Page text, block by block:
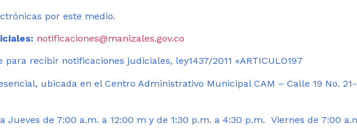
por este medio.
notificaciones@manizales.gov.co
recibir notificaciones judiciales, ley1437/2011 «ARTICULO197
ubicada en el Centro Administrativo Municipal CAM – Calle 19 No.
Jueves de 7:00 a.m. a 12:00 m y de 1:30 p.m. a 4:30 p.m. Viernes de 7:00